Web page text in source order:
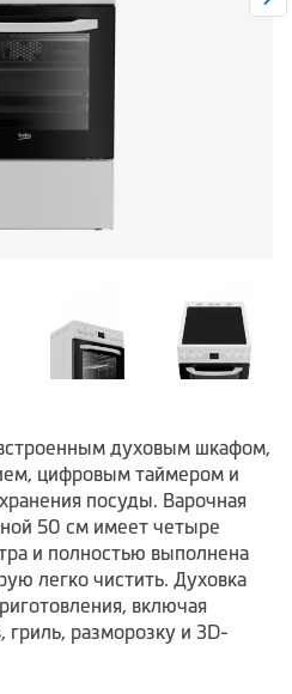
0
духовым шкафом,
цифровым таймером и
посуды. Варочная
50 см имеет четыре
и полностью выполнена
легко чистить. Духовка
включая
гриль, разморозку и 3D-